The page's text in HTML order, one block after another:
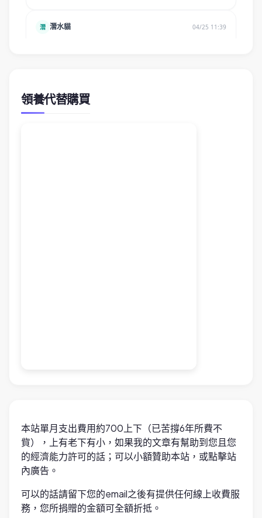
領養代替購買
本站單月支出費用約700上下（已苦撐6年所費不
貲），上有老下有小，如果我的文章有幫助到您且您
的經濟能力許可的話；可以小額贊助本站，或點擊站
內廣告。
可以的話請留下您的email之後有提供任何線上收費服
務，您所捐贈的金額可全額折抵。